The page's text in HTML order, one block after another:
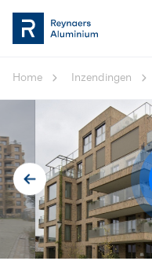
Home Inzendingen